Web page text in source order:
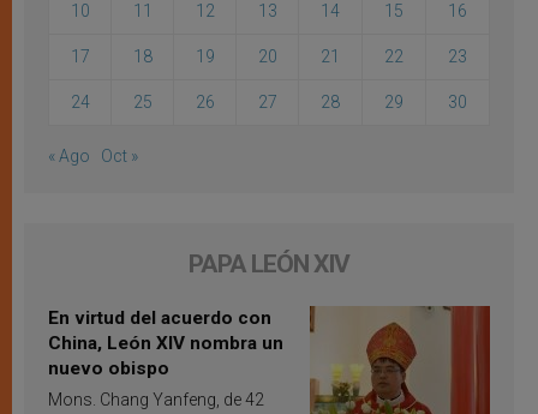
10 11 12 13 14 15 16
17 18 19 20 21 22 23
24 25 26 27 28 29 30
« Ago Oct »
PAPA LEÓN XIV
En virtud del acuerdo con
China, León XIV nombra un
nuevo obispo
Mons. Chang Yanfeng, de 42